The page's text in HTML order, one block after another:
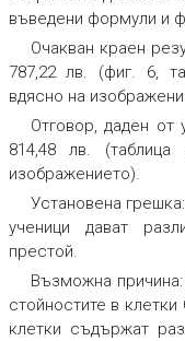
въведени формули и
Очакван краен
787,22 лв. (фиг. 6,
вдясно на
Отговор, даден от
814,48 лв.
изображението).
Установена грешка:
ученици дават
престой.
Възможна причина:
стойностите в
клетки съдържат